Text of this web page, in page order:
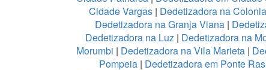
Cidade Vargas | Dedetizadora na Colonia
Dedetizadora na Granja Viana |
Dedetizadora na Luz | Dedetizadora na
Morumbi | Dedetizadora na Vila Marieta |
Pompeia | Dedetizadora em Ponte